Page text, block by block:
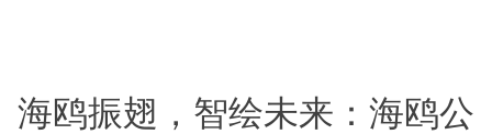
海鸥振翅，智绘未来：海鸥公